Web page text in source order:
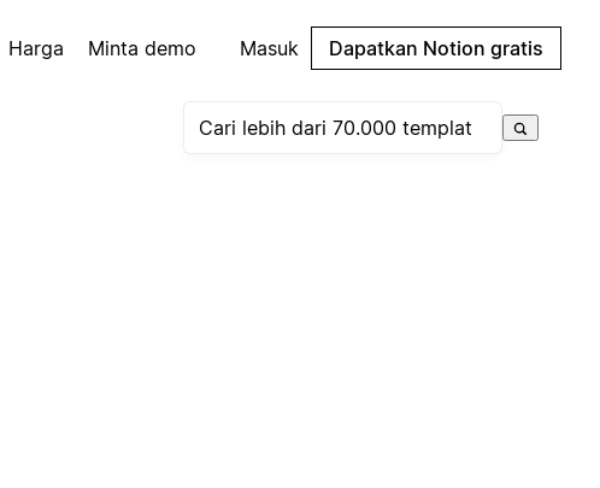
Harga Minta demo Masuk Dapatkan Notion gratis